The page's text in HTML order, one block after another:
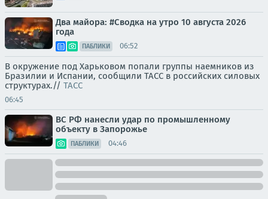
Два майора: #Сводка на утро 10 августа 2026
года
ПАБЛИКИ 06:52
В окружение под Харьковом попали группы наемников из
Бразилии и Испании, сообщили ТАСС в российских силовых
структурах.// ТАСС
06:45
ВС РФ нанесли удар по промышленному
объекту в Запорожье
ПАБЛИКИ 04:46